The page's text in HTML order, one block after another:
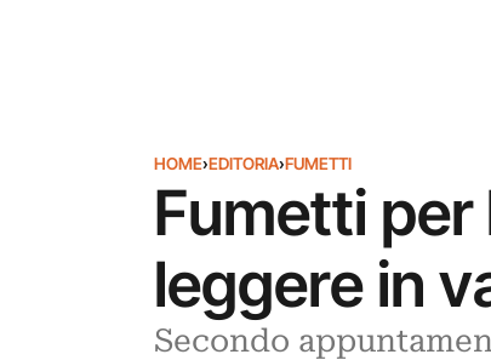
HOME›EDITORIA›FUMETTI
Fumetti per
leggere in
Secondo